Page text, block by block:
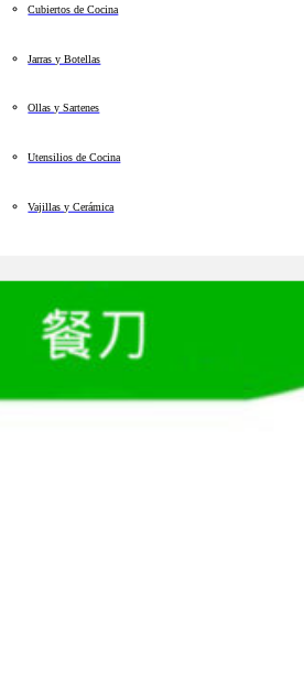
Cubiertos de Cocina
Jarras y Botellas
Ollas y Sartenes
Utensilios de Cocina
Vajillas y Cerámica